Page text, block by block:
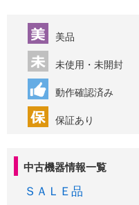
中古機器情報一覧
ＳＡＬＥ品
美品
未使用・未開封
動作確認済み
保証あり